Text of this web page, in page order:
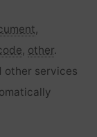
,
, other.
other services